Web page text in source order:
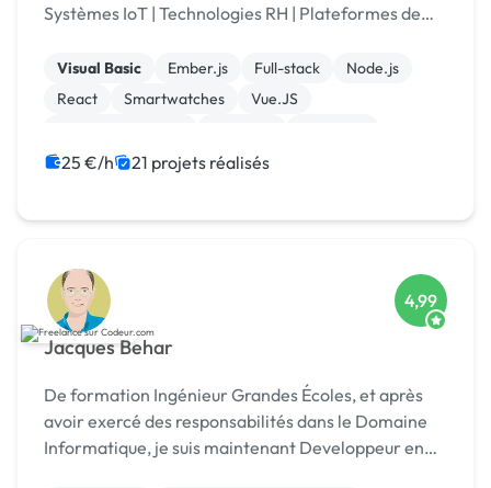
Systèmes IoT | Technologies RH | Plateformes de
Visual Basic Ember.js Full-stack
Node.js
React
Smartwatches
Vue.JS
25 €/h 21 projets réalisés
Jacques Behar
4,99
De formation Ingénieur Grandes Écoles, et après
avoir exercé des responsabilités dans le Domaine
Informatique, je suis maintenant Developpeur en